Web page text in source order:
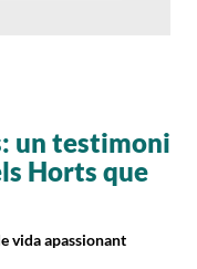
un testimoni
Horts que
vida apassionant